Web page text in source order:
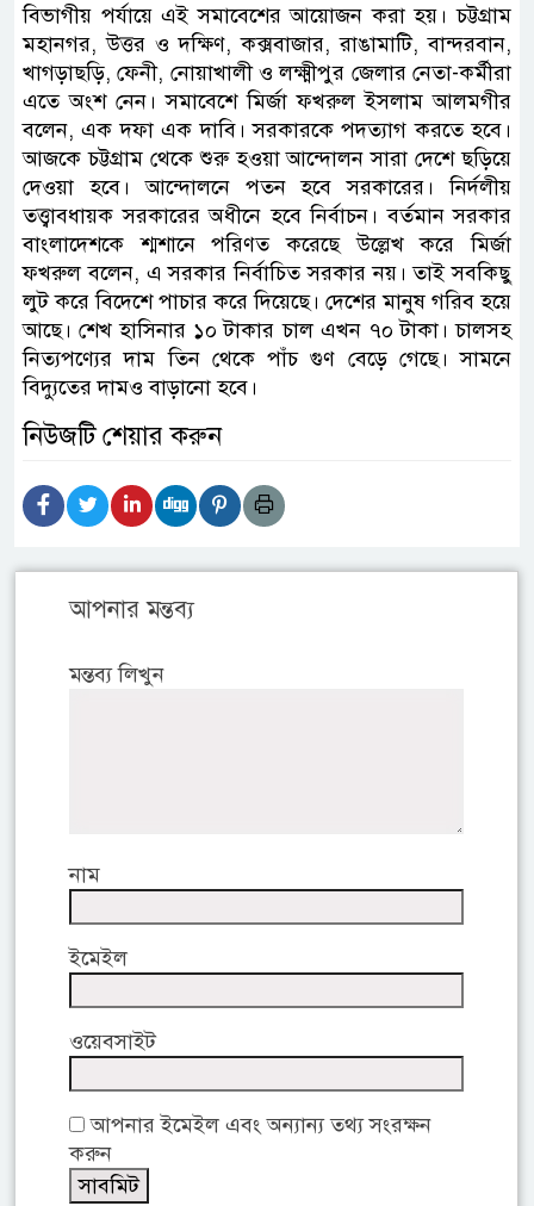
বিভাগীয় পর্যায়ে এই সমাবেশের আয়োজন করা হয়। চট্টগ্রাম
মহানগর, উত্তর ও দক্ষিণ, কক্সবাজার, রাঙামাটি, বান্দরবান,
খাগড়াছড়ি, ফেনী, নোয়াখালী ও লক্ষ্মীপুর জেলার নেতা-কর্মীরা
এতে অংশ নেন। সমাবেশে মির্জা ফখরুল ইসলাম আলমগীর
বলেন, এক দফা এক দাবি। সরকারকে পদত্যাগ করতে হবে।
আজকে চট্টগ্রাম থেকে শুরু হওয়া আন্দোলন সারা দেশে ছড়িয়ে
দেওয়া হবে। আন্দোলনে পতন হবে সরকারের। নির্দলীয়
তত্ত্বাবধায়ক সরকারের অধীনে হবে নির্বাচন। বর্তমান সরকার
বাংলাদেশকে শ্মশানে পরিণত করেছে উল্লেখ করে মির্জা
ফখরুল বলেন, এ সরকার নির্বাচিত সরকার নয়। তাই সবকিছু
লুট করে বিদেশে পাচার করে দিয়েছে। দেশের মানুষ গরিব হয়ে
আছে। শেখ হাসিনার ১০ টাকার চাল এখন ৭০ টাকা। চালসহ
নিত্যপণ্যের দাম তিন থেকে পাঁচ গুণ বেড়ে গেছে। সামনে
বিদ্যুতের দামও বাড়ানো হবে।
নিউজটি শেয়ার করুন
আপনার মন্তব্য
মন্তব্য লিখুন
নাম
ইমেইল
ওয়েবসাইট
আপনার ইমেইল এবং অন্যান্য তথ্য সংরক্ষন
করুন